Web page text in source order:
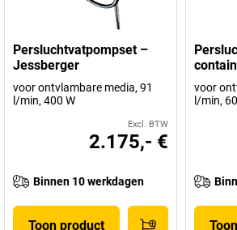
gerenommeerde familiebedrijf, kunnen de
Het is dan ook geen wonder dat
Duitsland meer dan 10.000 bedrijven uit de
branches (bijv. chemie, farmaceutica,
De ervaren medewerkers bieden immers
optimale oplossingen, met efficiënte
En welke pomp heeft u nodig voor uw
Persluchtvatpompset –
Jessberger
voor ontvlambare media, 91
l/min, 400 W
Excl. BTW
2.175,- €
Binnen 10 werkdagen
Toon product
voor
l/min,